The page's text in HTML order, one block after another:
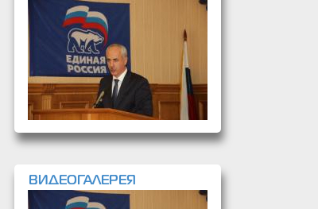
ВИДЕОГАЛЕРЕЯ